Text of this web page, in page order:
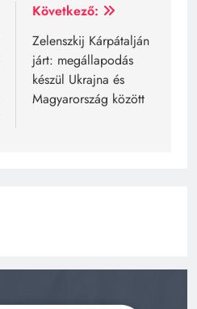
Következő:
Zelenszkij Kárpátalján
járt: megállapodás
készül Ukrajna és
Magyarország között